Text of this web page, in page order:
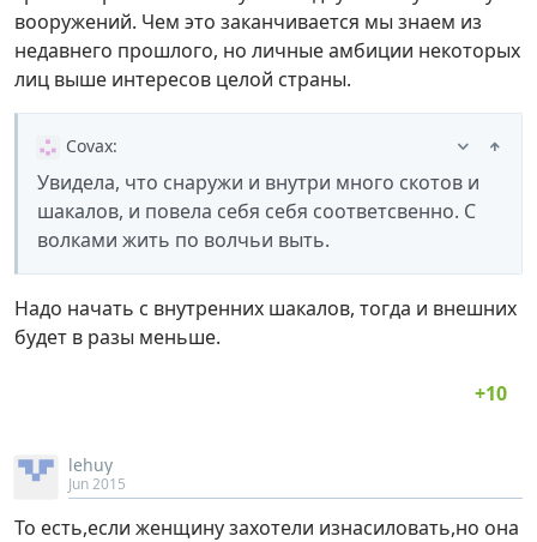
вооружений. Чем это заканчивается мы знаем из
недавнего прошлого, но личные амбиции некоторых
лиц выше интересов целой страны.
Covax:
Увидела, что снаружи и внутри много скотов и
шакалов, и повела себя себя соответсвенно. С
волками жить по волчьи выть.
Надо начать с внутренних шакалов, тогда и внешних
будет в разы меньше.
lehuy
Jun 2015
То есть,если женщину захотели изнасиловать,но она